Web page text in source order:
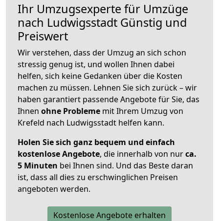
Ihr Umzugsexperte für Umzüge
nach Ludwigsstadt Günstig und
Preiswert
Wir verstehen, dass der Umzug an sich schon
stressig genug ist, und wollen Ihnen dabei
helfen, sich keine Gedanken über die Kosten
machen zu müssen. Lehnen Sie sich zurück – wir
haben garantiert passende Angebote für Sie, das
Ihnen ohne Probleme mit Ihrem Umzug von
Krefeld nach Ludwigsstadt helfen kann.
Holen Sie sich ganz bequem und einfach
kostenlose Angebote, die innerhalb von nurca.
5 Minuten bei Ihnen sind. Und das Beste daran
ist, dass all dies zu erschwinglichen Preisen
angeboten werden.
Kostenlose Angebote erhalten